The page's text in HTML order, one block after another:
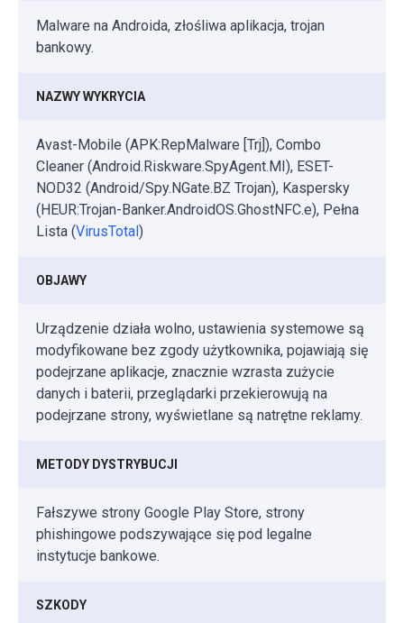
Malware na Androida, złośliwa aplikacja, trojan
bankowy.
NAZWY WYKRYCIA
Avast-Mobile (APK:RepMalware [Trj]), Combo
Cleaner (Android.Riskware.SpyAgent.MI), ESET-
NOD32 (Android/Spy.NGate.BZ Trojan), Kaspersky
(HEUR:Trojan-Banker.AndroidOS.GhostNFC.e), Pełna
Lista (VirusTotal)
OBJAWY
Urządzenie działa wolno, ustawienia systemowe są
modyfikowane bez zgody użytkownika, pojawiają się
podejrzane aplikacje, znacznie wzrasta zużycie
danych i baterii, przeglądarki przekierowują na
podejrzane strony, wyświetlane są natrętne reklamy.
METODY DYSTRYBUCJI
Fałszywe strony Google Play Store, strony
phishingowe podszywające się pod legalne
instytucje bankowe.
SZKODY